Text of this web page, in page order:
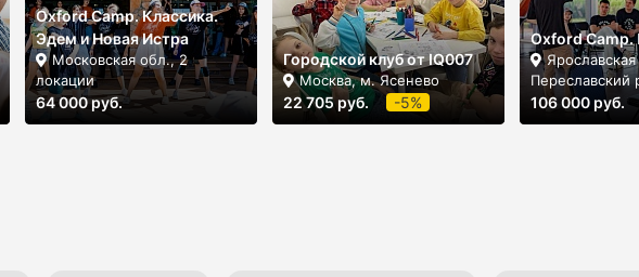
Oxford Camp. Классика.
Эдем и Новая Истра
Московская обл., 2
локации
64 000 руб.
Городской клуб от IQ007
Москва, м. Ясенево
22 705 руб. -5%
Oxford
Переславский
106 000 руб.